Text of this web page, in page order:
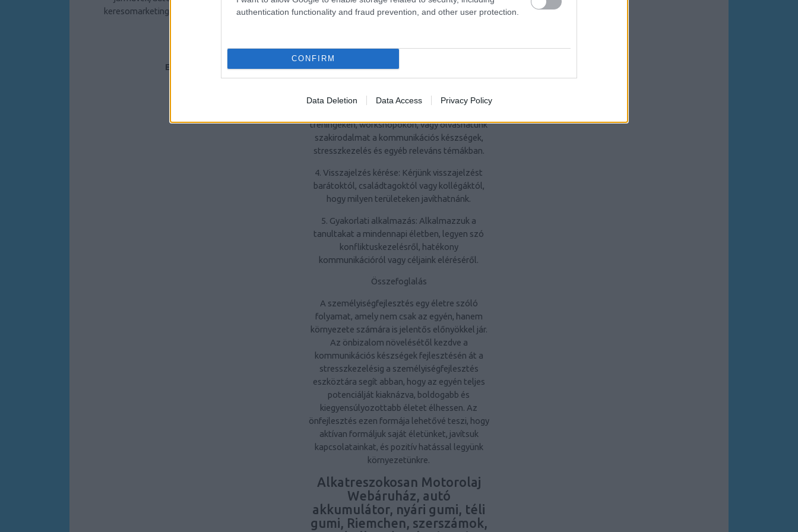
authentication functionality and fraud prevention, and other user protection.
CONFIRM
Data Deletion Data Access Privacy Policy
keresomarketing-
GVD7rCgXgBqozSx9
EGYÉB
személyiségfejlesztésben az önismeret
elmélyítése, amelymagában foglalja az
2. Célkitűzés: Határozzunk meg konkrét
célokat, amelyek irányt és motivációt adnak a
tréningeken, workshopokon, vagy olvashatunk
szakirodalmat a kommunikációs készségek,
stresszkezelés és egyéb releváns témákban.
4. Visszajelzés kérése: Kérjünk visszajelzést
barátoktól, családtagoktól vagy kollégáktól,
hogy milyen területeken javíthatnánk.
5. Gyakorlati alkalmazás: Alkalmazzuk a
tanultakat a mindennapi életben, legyen szó
konfliktuskezelésről, hatékony
kommunikációról vagy céljaink eléréséről.
Összefoglalás
A személyiségfejlesztés egy életre szóló
folyamat, amely nem csak az egyén, hanem
környezete számára is jelentős előnyökkel jár.
Az önbizalom növelésétől kezdve a
kommunikációs készségek fejlesztésén át a
stresszkezelésig a személyiségfejlesztés
eszköztára segít abban, hogy az egyén teljes
potenciálját kiaknázva, boldogabb és
kiegyensúlyozottabb életet élhessen. Az
önfejlesztés ezen formája lehetővé teszi, hogy
aktívan formáljuk saját életünket, javítsuk
kapcsolatainkat, és pozitív hatással legyünk
környezetünkre.
Alkatreszokosan Motorolaj
Webáruház, autó
akkumulátor, nyári gumi, téli
gumi, Riemchen, szerszámok,